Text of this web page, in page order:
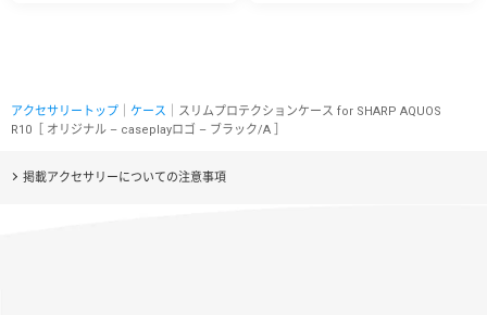
アクセサリートップ ケース ｜スリムプロテクションケース for SHARP AQUOS
R10［ オリジナル – caseplayロゴ – ブラック/A ］
掲載アクセサリーについての注意事項